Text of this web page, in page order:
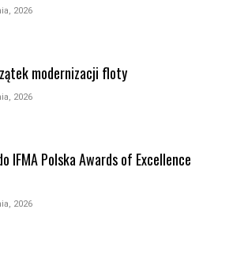
2026
modernizacji floty
2026
IFMA Polska Awards of Excellence
2026